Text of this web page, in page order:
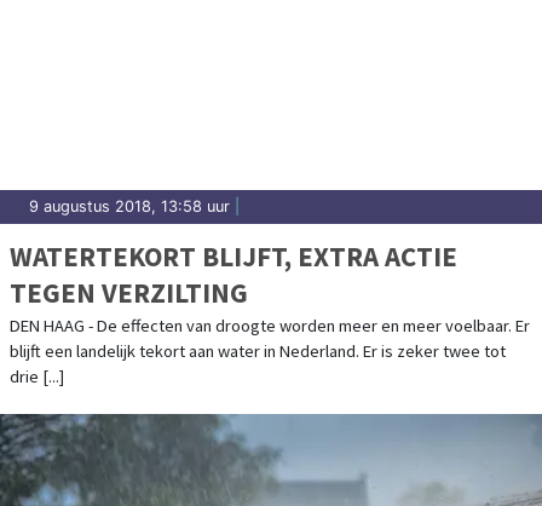
9 augustus 2018, 13:58 uur
WATERTEKORT BLIJFT, EXTRA ACTIE
TEGEN VERZILTING
DEN HAAG - De effecten van droogte worden meer en meer voelbaar. Er
blijft een landelijk tekort aan water in Nederland. Er is zeker twee tot
drie [...]